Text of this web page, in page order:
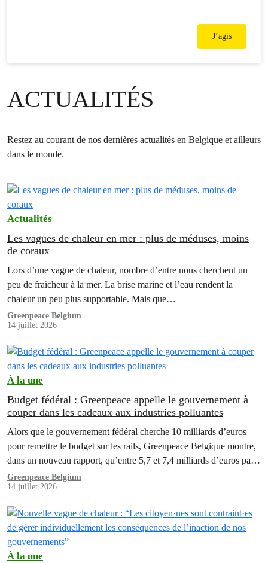
J’agis
ACTUALITÉS
Restez au courant de nos dernières actualités en Belgique et ailleurs
dans le monde.
Actualités
Les vagues de chaleur en mer : plus de méduses, moins
de coraux
Lors d’une vague de chaleur, nombre d’entre nous cherchent un
peu de fraîcheur à la mer. La brise marine et l’eau rendent la
chaleur un peu plus supportable. Mais que…
Greenpeace Belgium
14 juillet 2026
À la une
Budget fédéral : Greenpeace appelle le gouvernement à
couper dans les cadeaux aux industries polluantes
Alors que le gouvernement fédéral cherche 10 milliards d’euros
pour remettre le budget sur les rails, Greenpeace Belgique montre,
dans un nouveau rapport, qu’entre 5,7 et 7,4 milliards d’euros par
an bénéficient à l’industrie belge via des mécanismes liés à
l’énergie et au climat, avec un avantage particulier pour des
secteurs fortement polluants. « La situation climatique…
Greenpeace Belgium
14 juillet 2026
À la une